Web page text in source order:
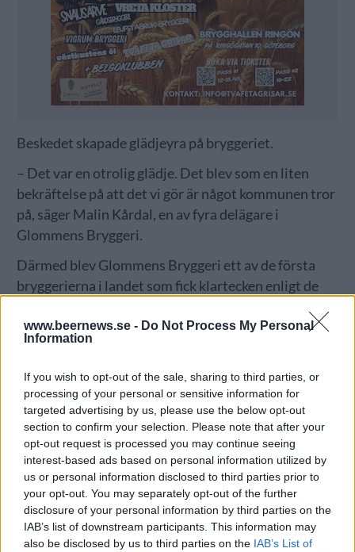
www.beernews.se - Do Not Process My Personal
Information
If you wish to opt-out of the sale, sharing to third parties, or
processing of your personal or sensitive information for
targeted advertising by us, please use the below opt-out
section to confirm your selection. Please note that after your
opt-out request is processed you may continue seeing
interest-based ads based on personal information utilized by
us or personal information disclosed to third parties prior to
your opt-out. You may separately opt-out of the further
disclosure of your personal information by third parties on the
IAB’s list of downstream participants. This information may
also be disclosed by us to third parties on the IAB’s List of
Beskedet skapade glädjeyra på bryggeriet.
– Det var en otrolig glädje. Det blev som en liten
bekräftelse på att det vi gör är något kommunen tror
på, säger Malin Kårdal, en av fyra delägare i
Glommens Bryggeri.
Därmed blev Glommens Bryggeri ett av de första
bryggerierna i landet som fick klartecken enligt de
restaurangkök för att utöka sina öppettider och kan
lättare ordna evenemang och ta emot fler gäster i
– Vi kommer inte ha servering året om, eftersom vi
bara har utomhusservering och ett stort tält, men
fram till nu har vi bara haft tillstånd fyra veckor per
år. Eftersom vi främst har öppet på helger och
helgdagar har det i praktiken blivit väldigt få
öppetdagar, säger Malin Kårdal. I ett Facebook-
inlägg samma dag skrev Glommens Bryggeri att det
stadigvarande tillståndet hade kommit under